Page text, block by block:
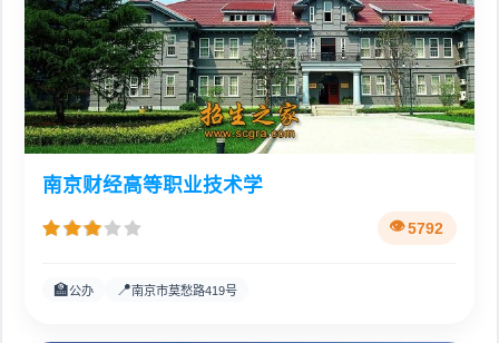
南京财经高等职业技术学
5792
🏫公办 📍南京市莫愁路419号